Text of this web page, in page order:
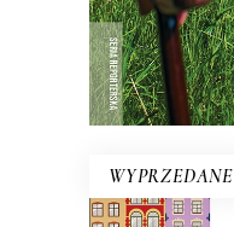
WYPRZEDANE